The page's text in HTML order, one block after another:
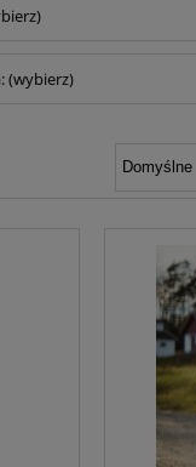
(wybierz)